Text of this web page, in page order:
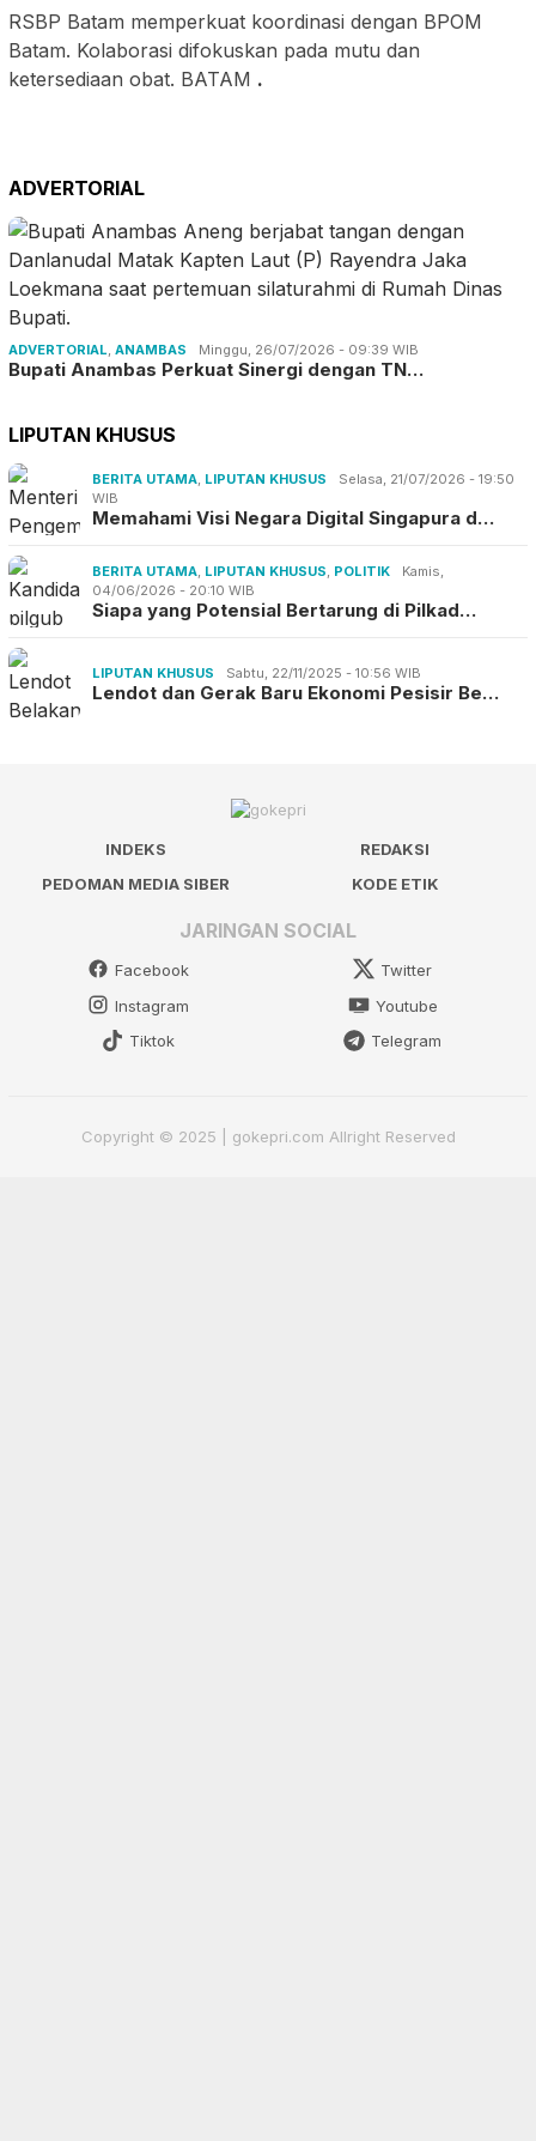
RSBP Batam memperkuat koordinasi dengan BPOM
Batam. Kolaborasi difokuskan pada mutu dan
ketersediaan obat. BATAM .
ADVERTORIAL
ADVERTORIAL ANAMBAS Minggu, 26/07/2026 - 09:39 WIB
Bupati Anambas Perkuat Sinergi dengan TN…
LIPUTAN KHUSUS
BERITA UTAMA LIPUTAN KHUSUS
Selasa, 21/07/2026 - 19:50
WIB
Memahami Visi Negara Digital Singapura d…
BERITA UTAMA LIPUTAN KHUSUS POLITIK
Kamis,
04/06/2026 - 20:10 WIB
Siapa yang Potensial Bertarung di Pilkad…
LIPUTAN KHUSUS Sabtu, 22/11/2025 - 10:56 WIB
Lendot dan Gerak Baru Ekonomi Pesisir Be…
INDEKS
REDAKSI
PEDOMAN MEDIA SIBER
KODE ETIK
JARINGAN SOCIAL
Facebook
Twitter
Instagram
Youtube
Tiktok
Telegram
Copyright © 2025 | gokepri.com Allright Reserved